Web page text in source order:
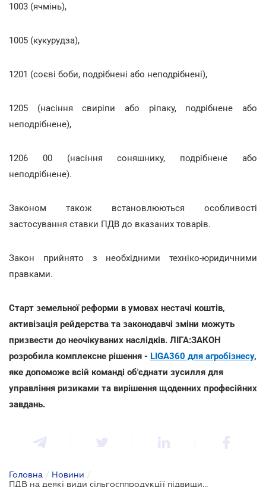
1003 (ячмінь),
1005 (кукурудза),
1201 (соєві боби, подрiбненi або неподрiбненi),
1205 (насіння свиріпи або ріпаку, подрiбнене або
неподрiбнене),
1206 00 (насіння соняшнику, подрiбнене або
неподрiбнене).
Законом також встановлюються особливості
застосування ставки ПДВ до вказаних товарів.
Закон прийнято з необхідними техніко-юридичними
правками.
Старт земельної реформи в умовах нестачі коштів,
активізація рейдерства та законодавчі зміни можуть
призвести до неочікуваних наслідків. ЛІГА:ЗАКОН
розробила комплексне рішення - LIGA360 для агробізнесу,
яке допоможе всій команді об'єднати зусилля для
управління ризиками та вирішення щоденних професійних
завдань.
Головна / Новини /
ПДВ на деякі види сільгосппродукції підвищили до 20%